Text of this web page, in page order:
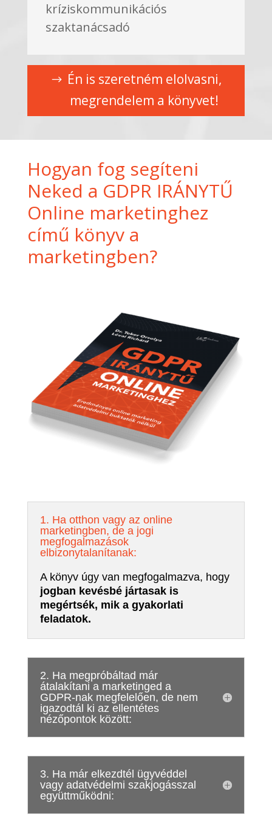
kríziskommunikációs
szaktanácsadó
Én is szeretném elolvasni,
megrendelem a könyvet!
Hogyan fog segíteni
Neked a GDPR IRÁNYTŰ
Online marketinghez
című könyv a
marketingben?
1. Ha otthon vagy az online
marketingben, de a jogi
megfogalmazások
elbizonytalanítanak:
A könyv úgy van megfogalmazva, hogy
jogban kevésbé jártasak is
megértsék, mik a gyakorlati
feladatok.
2. Ha megpróbáltad már
átalakítani a marketinged a
GDPR-nak megfelelően, de nem
igazodtál ki az ellentétes
nézőpontok között:
3. Ha már elkezdtél ügyvéddel
vagy adatvédelmi szakjogásszal
együttműködni: